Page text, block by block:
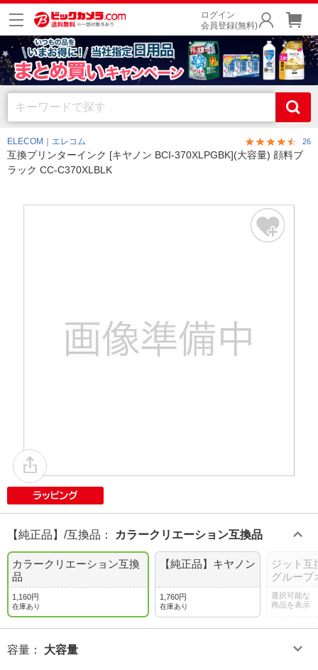
ログイン
会員登録(無料)
ELECOM｜エレコム 26
互換プリンターインク [キヤノン BCI-370XLPGBK](大容量) 顔料ブ
ラック CC-C370XLBLK
【純正品】/互換品 ： カラークリエーション互換品
カラークリエーション互換
品
1,160円
在庫あり
【純正品】キヤノン
1,760円
在庫あり
ジット互
グループ
選択可能な
商品を表示
容量 ： 大容量